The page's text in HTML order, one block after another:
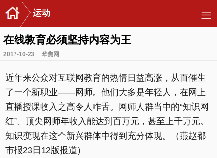
运动
在线教育必须坚持内容为王
2017-10-23 华焦网
近年来公众对互联网教育的热情日益高涨，从而催生
了一个新职业——网师。他们大多是年轻人，在网上
直播授课收入之高令人咋舌。网师人群当中的“知识网
红”、顶尖网师年收入能达到百万元，甚至上千万元。
知识变现在这个新兴群体中得到充分体现。（燕赵都
市报23日12版报道）